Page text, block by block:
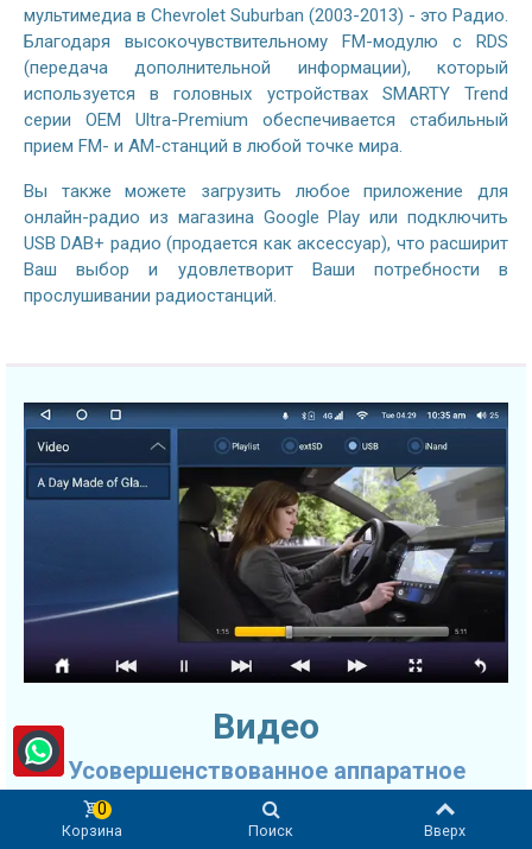
мультимедиа в Chevrolet Suburban (2003-2013) - это Радио.
Благодаря высокочувствительному FM-модулю с RDS
(передача дополнительной информации), который
используется в головных устройствах SMARTY Trend
серии OEM Ultra-Premium обеспечивается стабильный
прием FM- и AM-станций в любой точке мира.
Вы также можете загрузить любое приложение для
онлайн-радио из магазина Google Play или подключить
USB DAB+ радио (продается как аксессуар), что расширит
Ваш выбор и удовлетворит Ваши потребности в
прослушивании радиостанций.
Видео
Усовершенствованное аппаратное
ускорение
Головное устройство SMARTY Trend серии OEM Ultra-
Корзина
0
Поиск Вверх